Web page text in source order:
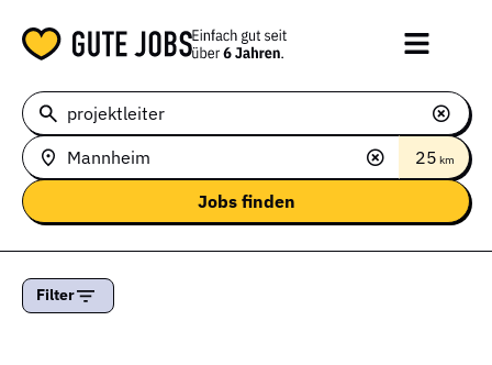
25 km
Filter